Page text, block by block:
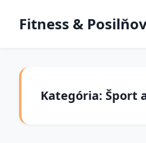
Fitness &
Kategória: Šport